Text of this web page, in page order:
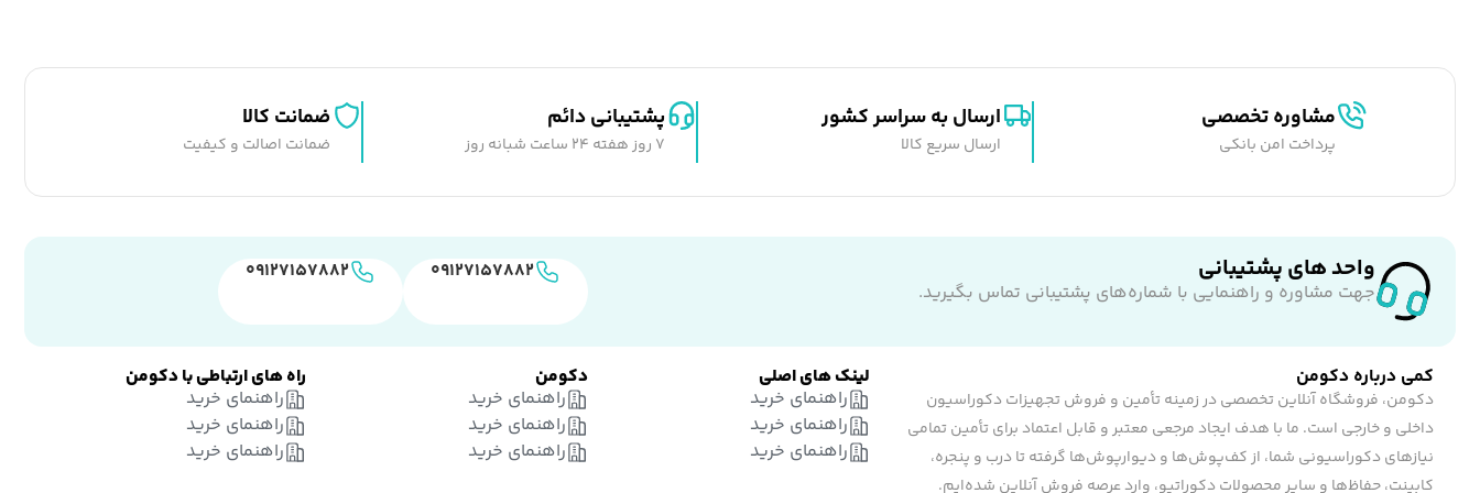
مشاوره تخصصی
پرداخت امن بانکی
ارسال به سراسر کشور
ارسال سریع کالا
پشتیبانی دائم
7 روز هفته 24 ساعت شبانه روز
ضمانت کالا
ضمانت اصالت و کیفیت
واحد های پشتیبانی
جهت مشاوره و راهنمایی با شماره‌های پشتیبانی تماس بگیرید.
۰۹۱۲۷۱۵۷۸۸۲ ۰۹۱۲۷۱۵۷۸۸۲
کمی درباره دکومن
دکومن، فروشگاه آنلاین تخصصی در زمینه تأمین و فروش تجهیزات دکوراسیون
داخلی و خارجی است. ما با هدف ایجاد مرجعی معتبر و قابل اعتماد برای تأمین تمامی
نیازهای دکوراسیونی شما، از کف‌پوش‌ها و دیوارپوش‌ها گرفته تا درب و پنجره،
کابینت، حفاظ‌ها و سایر محصولات دکوراتیو، وارد عرصه فروش آنلاین شده‌ایم.
لینک های اصلی
راهنمای خرید
راهنمای خرید
راهنمای خرید
دکومن
راهنمای خرید
راهنمای خرید
راهنمای خرید
راه های ارتباطی با دکومن
راهنمای خرید
راهنمای خرید
راهنمای خرید